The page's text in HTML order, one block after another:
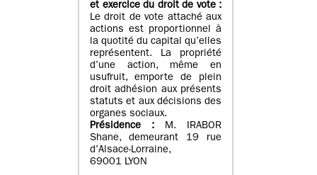
et exercice du droit de vote :
Le droit de vote attaché aux
actions est proportionnel à
la quotité du capital qu’elles
représentent. La propriété
d’une action, même en
usufruit, emporte de plein
droit adhésion aux présents
statuts et aux décisions des
organes sociaux.
Présidence : M. IRABOR
Shane, demeurant 19 rue
d’Alsace-Lorraine,
69001 LYON